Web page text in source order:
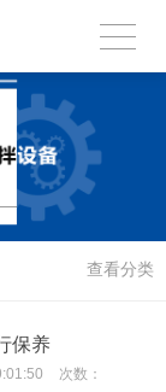
查看分类
保养
次数：